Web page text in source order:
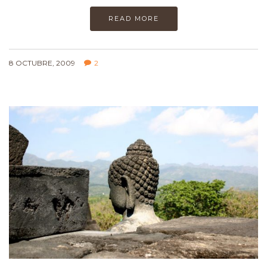
READ MORE
8 OCTUBRE, 2009 2